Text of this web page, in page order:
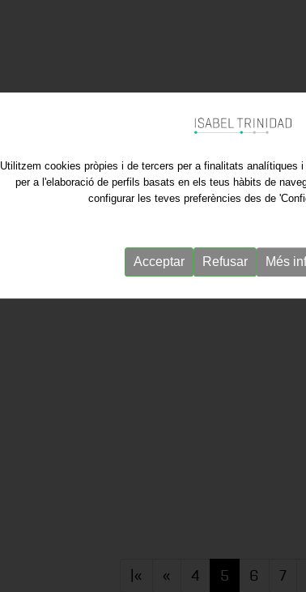
|« « 4 5 6 7
Utilitzem cookies pròpies i de tercers per a finalitats analítiques
per a l'elaboració de perfils basats en els teus hàbits de
configurar les teves preferències des de
Acceptar Refusar Més